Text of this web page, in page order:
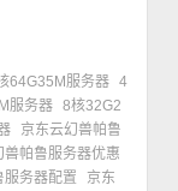
64G35M服务器
4
服务器 8核32G2
京东云幻兽帕鲁
兽帕鲁服务器优惠
服务器配置
京东